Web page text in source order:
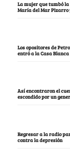
La mujer que tumbó
María del Mar Pizarro
Los opositores de
entró a la Casa Blanca
Así encontraron el
escondido por un
Regresar a la radio
contra la depresión